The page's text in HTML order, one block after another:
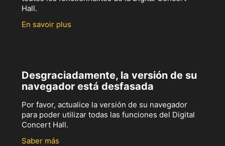
Hall.
En savoir plus
Desgraciadamente, la versión de su
navegador está desfasada
Por favor, actualice la versión de su navegador
para poder utilizar todas las funciones del Digital
Concert Hall.
Saber más